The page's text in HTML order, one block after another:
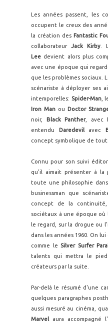
Les années passent, les
occupent le creux des
la création des Fantastic
collaborateur Jack Kirby.
Lee devient alors plus
avec une époque qui
que les problèmes sociaux.
scénariste à déployer ses
intemporelles: Spider-Man,
Iron Man ou Doctor
noir,
Black Panther, avec
entendu
Daredevilavec
concept symbolique de
Connu pour son suivi
qu'il aimait présenter à la
toute une philosophie
businessman que
concept de la
sociétaux à une époque où
le regard, sur la drogue ou
dans les années 1960. On
comme le Silver Surfer
talents qui mettra le
créateurs par la suite.
Par-delà le résumé d'une
quelques paragraphes
aussi mesuré au cinéma,
Marvel aura accompagné